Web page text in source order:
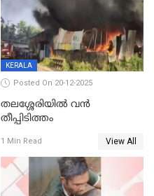
KERALA
Posted On 20-12-2025
തലശ്ശേരിയിൽ വൻ
തീപ്പിടിത്തം
1 Min Read View All